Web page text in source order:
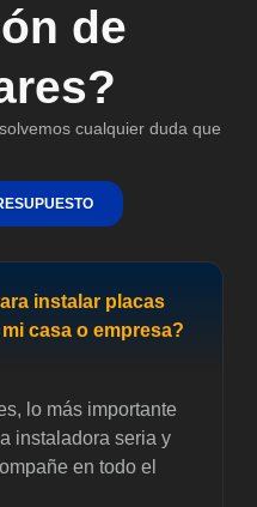
de
cualquier duda que
instalar placas
casa o empresa?
lo más importante
instaladora seria y
en todo el